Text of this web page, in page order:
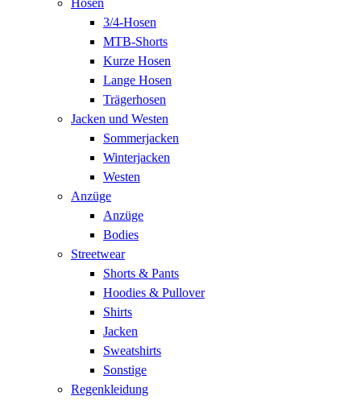
3/4-Hosen
MTB-Shorts
Kurze Hosen
Lange Hosen
Trägerhosen
Jacken und Westen
Sommerjacken
Winterjacken
Westen
Anzüge
Anzüge
Bodies
Streetwear
Shorts & Pants
Hoodies & Pullover
Shirts
Jacken
Sweatshirts
Sonstige
Regenkleidung